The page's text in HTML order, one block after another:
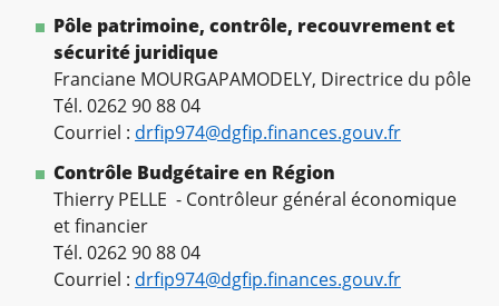
Pôle patrimoine, contrôle, recouvrement et
sécurité juridique
Franciane MOURGAPAMODELY, Directrice du pôle
Tél. 0262 90 88 04
Courriel : drfip974@dgfip.finances.gouv.fr
Contrôle Budgétaire en Région
Thierry PELLE - Contrôleur général économique
et financier
Tél. 0262 90 88 04
Courriel : drfip974@dgfip.finances.gouv.fr